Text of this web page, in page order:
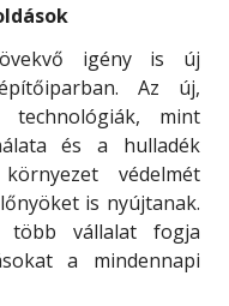
igény is új
Az új,
technológiák, mint
és a hulladék
védelmét
is nyújtanak.
vállalat fogja
a mindennapi